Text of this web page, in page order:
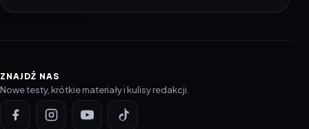
ZNAJDŹ NAS
Nowe testy, krótkie materiały i kulisy redakcji.